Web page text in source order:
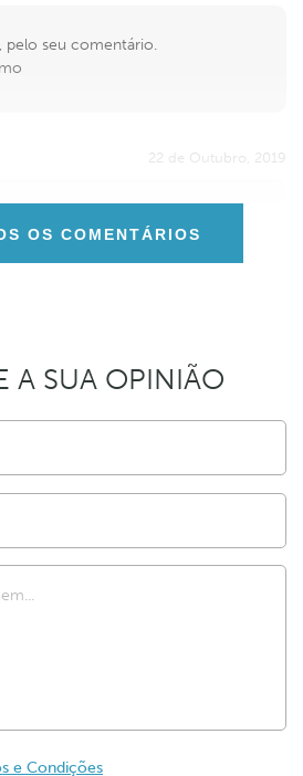
pelo seu comentário.
22 de Outubro, 2019
OS COMENTÁRIOS
A SUA OPINIÃO
e Condições